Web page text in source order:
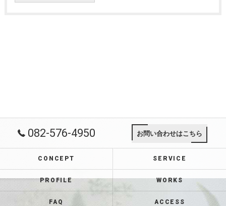
082-576-4950 お問い合わせはこちら
CONCEPT SERVICE
PROFILE WORKS
FAQ ACCESS